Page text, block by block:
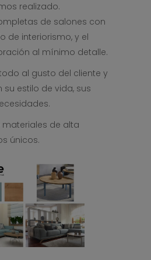
realizado.
de salones con
de interiorismo, y el
al mínimo detalle.
al gusto del cliente y
estilo de vida, sus
materiales de alta
únicos.